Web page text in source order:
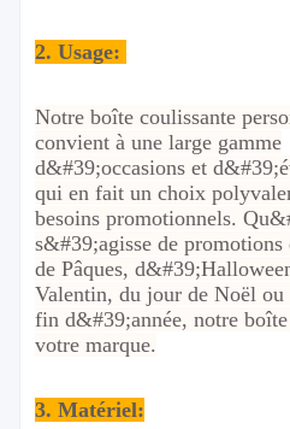
2. Usage:
Notre boîte coulissante
convient à une large gamme
d&#39;occasions et
qui en fait un choix
besoins promotionnels.
s&#39;agisse de promotions
de Pâques,
Valentin, du jour de Noël ou
fin d&#39;année, notre
votre marque.
3. Matériel: